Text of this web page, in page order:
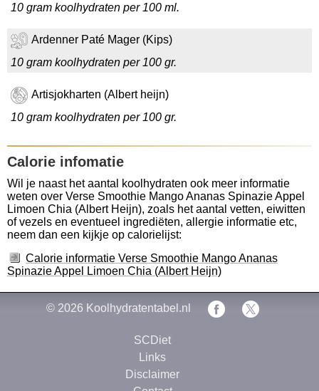
10 gram koolhydraten per 100 ml.
Ardenner Paté Mager (Kips)
10 gram koolhydraten per 100 gr.
Artisjokharten (Albert heijn)
10 gram koolhydraten per 100 gr.
Calorie infomatie
Wil je naast het aantal koolhydraten ook meer informatie
weten over Verse Smoothie Mango Ananas Spinazie Appel
Limoen Chia (Albert Heijn), zoals het aantal vetten, eiwitten
of vezels en eventueel ingrediëten, allergie informatie etc,
neem dan een kijkje op calorielijst:
Calorie informatie Verse Smoothie Mango Ananas
Spinazie Appel Limoen Chia (Albert Heijn)
© 2026 Koolhydratentabel.nl
SCDiet
Links
Disclaimer